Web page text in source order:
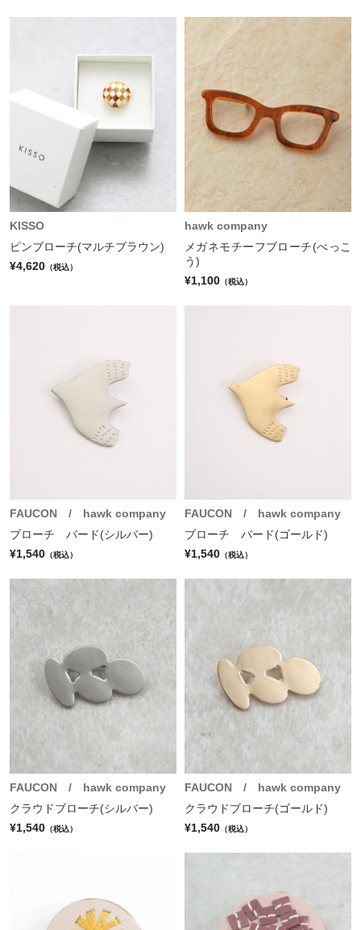
KISSO
ピンブローチ(マルチブラウン)
¥4,620 （税込）
hawk company
メガネモチーフブローチ(べっこ
う)
¥1,100 （税込）
FAUCON / hawk company
ブローチ バード(シルバー)
¥1,540 （税込）
FAUCON / hawk company
ブローチ バード(ゴールド)
¥1,540 （税込）
FAUCON / hawk company
クラウドブローチ(シルバー)
¥1,540 （税込）
FAUCON / hawk company
クラウドブローチ(ゴールド)
¥1,540 （税込）